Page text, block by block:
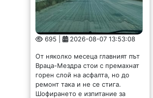
695 | 2026-08-07 13:53:08
От няколко месеца главният път
Враца-Мездра стои с премахнат
горен слой на асфалта, но до
ремонт така и не се стига.
Шофирането е изпитание за